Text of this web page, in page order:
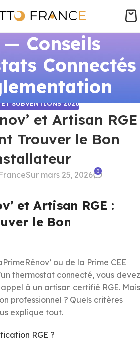
Conseils
Connectés
SUBVENTIONS 2026
et Artisan RGE
Trouver le Bon
Sur mars 25, 2026 0
et Artisan RGE :
le Bon
ou de la Prime CEE
thermostat connecté, vous devez
à un artisan certifié RGE. Mais
professionnel ? Quels critères
explique tout.
RGE ?